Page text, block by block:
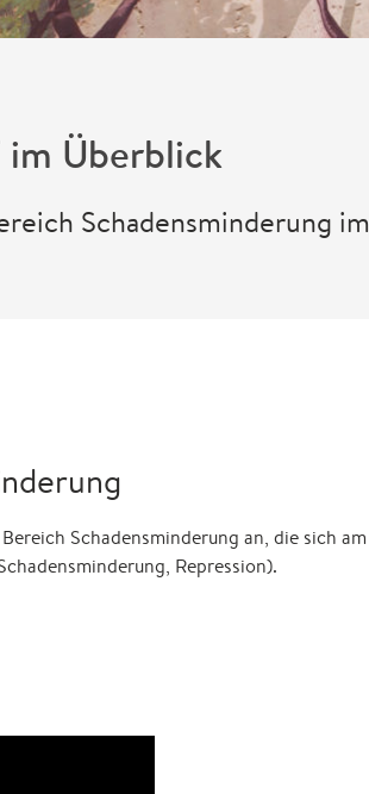
im Überblick
Schadensminderung
Schadensminderung an, die sich
Repression).